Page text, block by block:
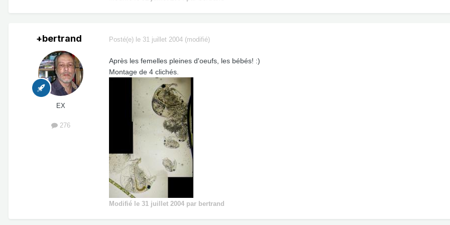
+bertrand
EX
276
Posté(e) le 31 juillet 2004 (modifié)
Après les femelles pleines d'oeufs, les bébés! :)
Montage de 4 clichés.
Modifié le 31 juillet 2004 par bertrand